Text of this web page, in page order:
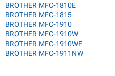
BROTHER MFC-1810E
BROTHER MFC-1815
BROTHER MFC-1910
BROTHER MFC-1910W
BROTHER MFC-1910WE
BROTHER MFC-1911NW